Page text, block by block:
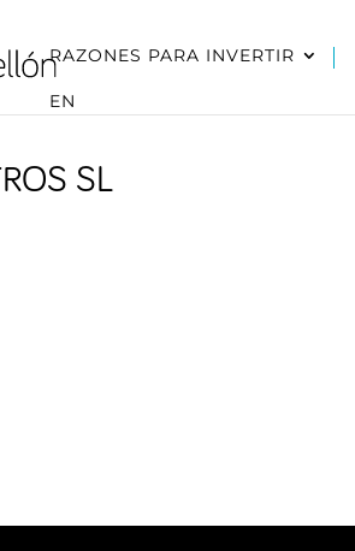
RAZONES PARA INVERTIR
EN
SL